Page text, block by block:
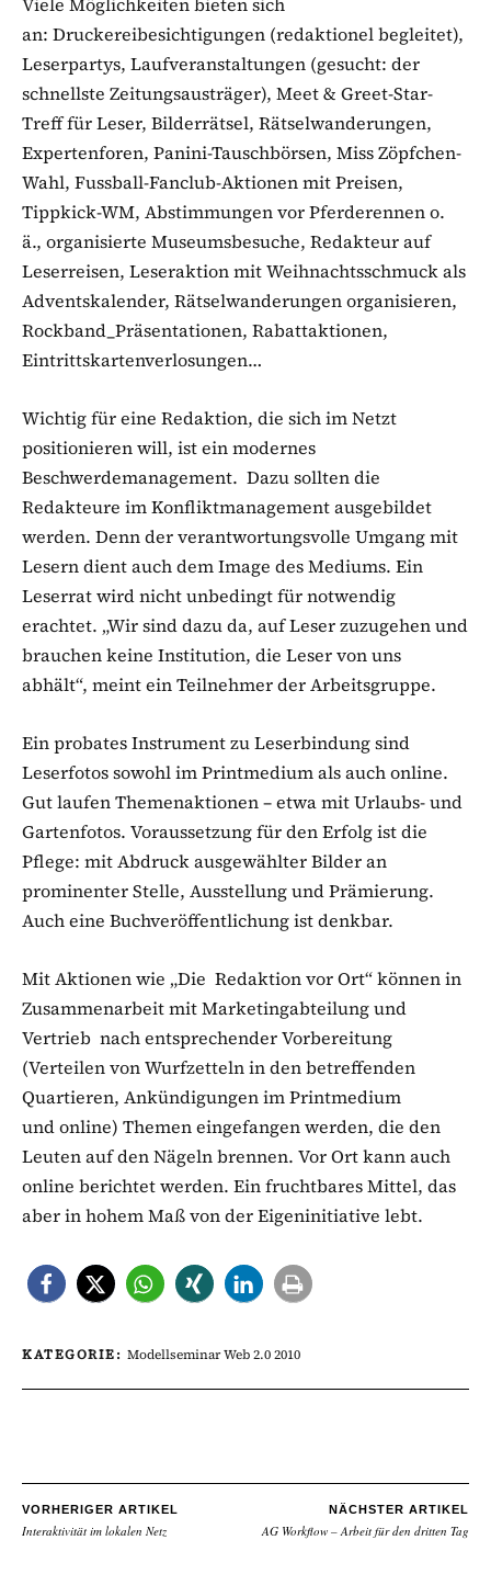
an: Druckereibesichtigungen (redaktionel begleitet),
Leserpartys, Laufveranstaltungen (gesucht: der
schnellste Zeitungsausträger), Meet & Greet-Star-
Treff für Leser, Bilderrätsel, Rätselwanderungen,
Expertenforen, Panini-Tauschbörsen, Miss Zöpfchen-
Wahl, Fussball-Fanclub-Aktionen mit Preisen,
Tippkick-WM, Abstimmungen vor Pferderennen o.
ä., organisierte Museumsbesuche, Redakteur auf
Leserreisen, Leseraktion mit Weihnachtsschmuck als
Adventskalender, Rätselwanderungen organisieren,
Rockband_Präsentationen, Rabattaktionen,
Eintrittskartenverlosungen…
Wichtig für eine Redaktion, die sich im Netzt
positionieren will, ist ein modernes
Beschwerdemanagement. Dazu sollten die
Redakteure im Konfliktmanagement ausgebildet
werden. Denn der verantwortungsvolle Umgang mit
Lesern dient auch dem Image des Mediums. Ein
Leserrat wird nicht unbedingt für notwendig
erachtet. „Wir sind dazu da, auf Leser zuzugehen und
brauchen keine Institution, die Leser von uns
abhält“, meint ein Teilnehmer der Arbeitsgruppe.
Ein probates Instrument zu Leserbindung sind
Leserfotos sowohl im Printmedium als auch online.
Gut laufen Themenaktionen – etwa mit Urlaubs- und
Gartenfotos. Voraussetzung für den Erfolg ist die
Pflege: mit Abdruck ausgewählter Bilder an
prominenter Stelle, Ausstellung und Prämierung.
Auch eine Buchveröffentlichung ist denkbar.
Mit Aktionen wie „Die Redaktion vor Ort“ können in
Zusammenarbeit mit Marketingabteilung und
Vertrieb nach entsprechender Vorbereitung
(Verteilen von Wurfzetteln in den betreffenden
Quartieren, Ankündigungen im Printmedium
und online) Themen eingefangen werden, die den
Leuten auf den Nägeln brennen. Vor Ort kann auch
online berichtet werden. Ein fruchtbares Mittel, das
aber in hohem Maß von der Eigeninitiative lebt.
KATEGORIE: Modellseminar Web 2.0 2010
VORHERIGER ARTIKEL
Interaktivität im lokalen Netz
NÄCHSTER ARTIKEL
AG Workflow – Arbeit für den dritten Tag